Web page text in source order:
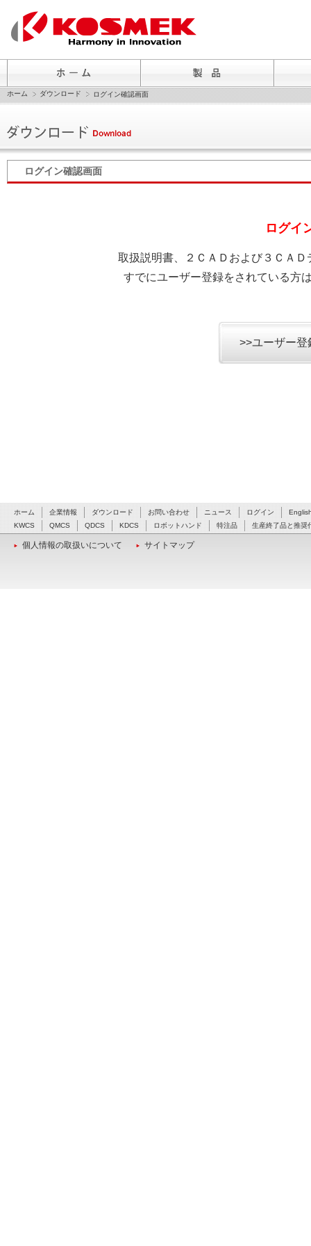
ホーム ダウンロード ログイン確認画面
ログイン確認画面
ログイ
取扱説明書、２ＣＡＤおよび３ＣＡ
すでにユーザー登録をされている方
>>ユーザー
ホーム 企業情報 ダウンロード お問い合わせ ニュース ログイン
KWCS
QMCS QDCS KDCS ロボットハンド 特注品 生産終了品と推奨
個人情報の取扱いについて サイトマップ